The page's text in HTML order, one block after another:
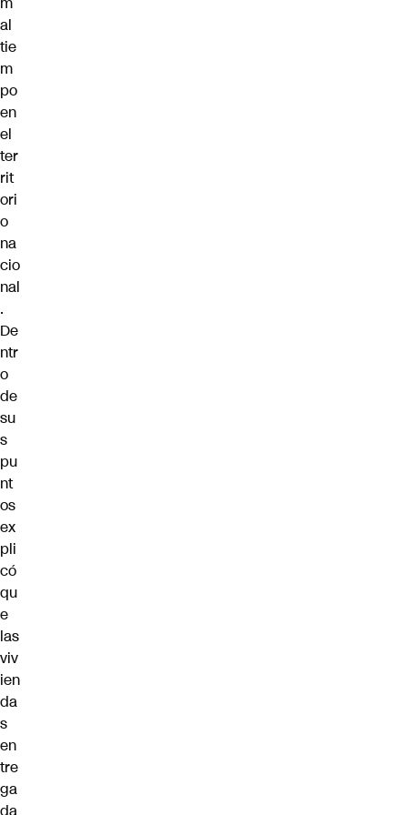
al
tie
m
po
en
el
ter
rit
ori
o
na
cio
nal
.
De
ntr
o
de
su
s
pu
nt
os
ex
pli
có
qu
e
las
viv
ien
da
s
en
tre
ga
da